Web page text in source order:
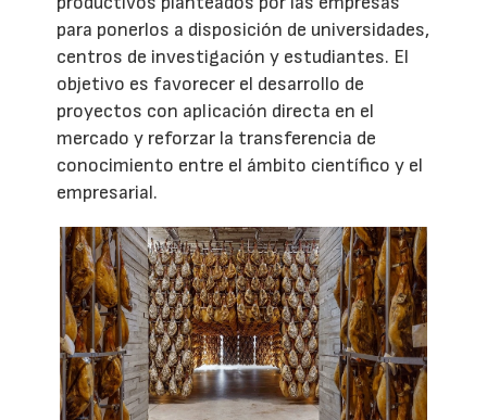
para ponerlos a disposición de universidades,
centros de investigación y estudiantes. El
objetivo es favorecer el desarrollo de
proyectos con aplicación directa en el
mercado y reforzar la transferencia de
conocimiento entre el ámbito científico y el
empresarial.